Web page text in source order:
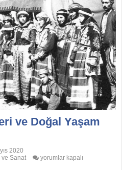
ve Doğal Yaşam
2020
ve Sanat
Yağcıbedir
yorumlar kapalı